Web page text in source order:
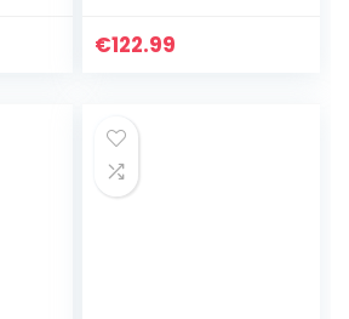
opbergkast met
€122.99